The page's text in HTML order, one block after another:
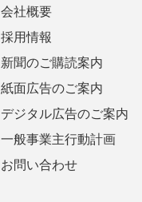
会社概要
採用情報
新聞のご購読案内
紙面広告のご案内
デジタル広告のご案内
一般事業主行動計画
お問い合わせ